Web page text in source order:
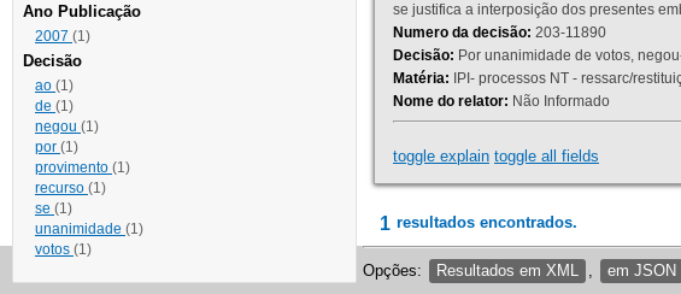
Ano Publicação
2007 (1)
Decisão
ao (1)
de (1)
negou (1)
por (1)
provimento (1)
recurso (1)
se (1)
unanimidade (1)
votos (1)
se justifica a interposição dos presentes
Numero da decisão: 203-11890
Decisão: Por unanimidade de votos,
Matéria: IPI- processos NT - ressarc/
Nome do relator: Não Informado
toggle explain toggle all fields
1 resultados encontrados.
Opções: Resultados em XML em JSON